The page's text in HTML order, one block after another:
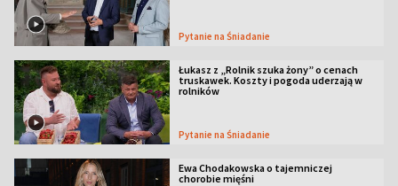
Pytanie na Śniadanie
Łukasz z „Rolnik szuka żony” o cenach
truskawek. Koszty i pogoda uderzają w
rolników
Pytanie na Śniadanie
Ewa Chodakowska o tajemniczej
chorobie mięśni